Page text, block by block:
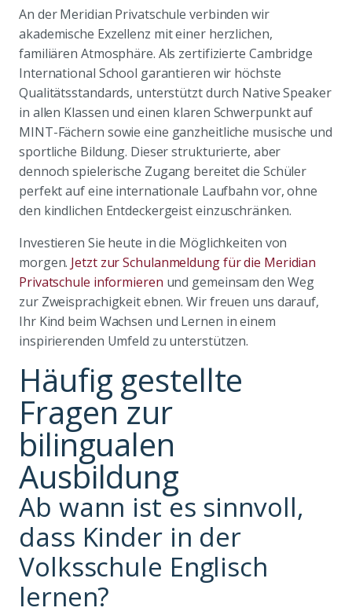
An der Meridian Privatschule verbinden wir
akademische Exzellenz mit einer herzlichen,
familiären Atmosphäre. Als zertifizierte Cambridge
International School garantieren wir höchste
Qualitätsstandards, unterstützt durch Native Speaker
in allen Klassen und einen klaren Schwerpunkt auf
MINT-Fächern sowie eine ganzheitliche musische und
sportliche Bildung. Dieser strukturierte, aber
dennoch spielerische Zugang bereitet die Schüler
perfekt auf eine internationale Laufbahn vor, ohne
den kindlichen Entdeckergeist einzuschränken.
Investieren Sie heute in die Möglichkeiten von
morgen. Jetzt zur Schulanmeldung für die Meridian
Privatschule informieren und gemeinsam den Weg
zur Zweisprachigkeit ebnen. Wir freuen uns darauf,
Ihr Kind beim Wachsen und Lernen in einem
inspirierenden Umfeld zu unterstützen.
Häufig gestellte
Fragen zur
bilingualen
Ausbildung
Ab wann ist es sinnvoll,
dass Kinder in der
Volksschule Englisch
lernen?